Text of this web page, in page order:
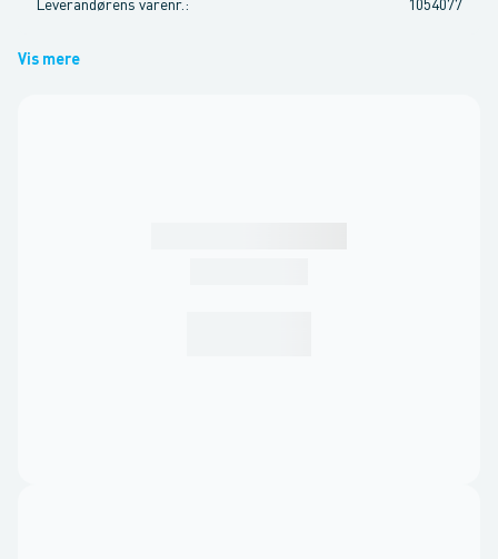
Leverandørens varenr. : 1054077
Vis mere